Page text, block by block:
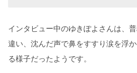
インタビュー中のゆきぽよさんは、
違い、沈んだ声で鼻をすすり涙を浮
る様子だったようです。